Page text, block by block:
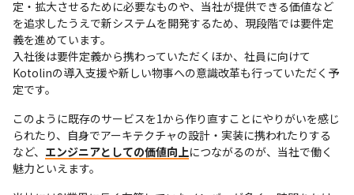
定・拡大させるために必要なものや、当社が提供できる価値など
を追求したうえで新システムを開発するため、現段階では要件定
義を進めています。
入社後は要件定義から携わっていただくほか、社員に向けて
Kotolinの導入支援や新しい物事への意識改革も行っていただく予
定です。
このように既存のサービスを1から作り直すことにやりがいを感じ
られたり、自身でアーキテクチャの設計・実装に携われたりする
など、 エンジニアとしての価値向上につながるのが、当社で働く
魅力といえます。